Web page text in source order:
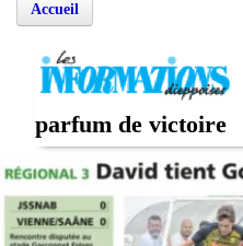
Accueil
parfum de victoire